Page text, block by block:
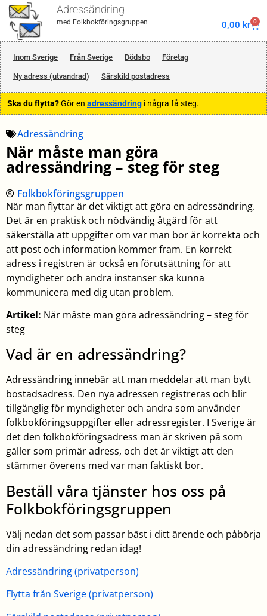
Adressändring
med Folkbokföringsgruppen 0,00 kr 0
Inom Sverige Från Sverige Dödsbo Företag
Ny adress (utvandrad) Särskild postadress
Ska du flytta?Gör en adressändring i några få steg.
Adressändring
När måste man göra
adressändring – steg för steg
Folkbokföringsgruppen
När man flyttar är det viktigt att göra en adressändring.
Det är en praktisk och nödvändig åtgärd för att
säkerställa att uppgifter om var man bor är korrekta och
att post och information kommer fram. En korrekt
adress i registren är också en förutsättning för att
myndigheter och andra instanser ska kunna
kommunicera med dig utan problem.
Artikel: När måste man göra adressändring – steg för
steg
Vad är en adressändring?
Adressändring innebär att man meddelar att man bytt
bostadsadress. Den nya adressen registreras och blir
tillgänglig för myndigheter och andra som använder
folkbokföringsuppgifter eller adressregister. I Sverige är
det den folkbokföringsadress man är skriven på som
gäller som primär adress, och det är viktigt att den
stämmer överens med var man faktiskt bor.
Beställ våra tjänster hos oss på
Folkbokföringsgruppen
Välj nedan det som passar bäst i ditt ärende och påbörja
din adressändring redan idag!
Adressändring (privatperson)
Flytta från Sverige (privatperson)